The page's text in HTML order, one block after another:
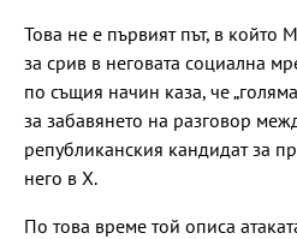
Това не е първият път, в който
за срив в неговата социална
по същия начин каза, че
за забавянето на разговор
републиканския кандидат за
него в X.
По това време той описа